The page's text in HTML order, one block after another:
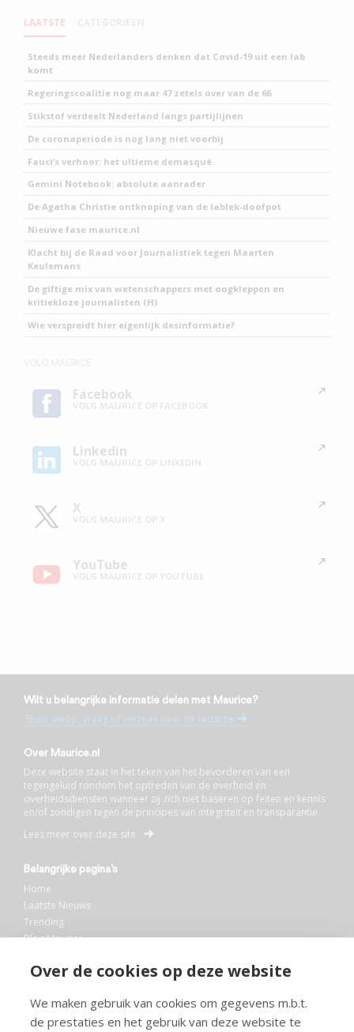
Over de cookies op deze website
We maken gebruik van cookies om gegevens m.b.t.
de prestaties en het gebruik van deze website te
LAATSTE
Steeds meer Nederlanders denken dat Covid-19 uit een lab
komt
Regeringscoalitie nog maar 47 zetels over van de 66
Stikstof verdeelt Nederland langs partijlijnen
De coronaperiode is nog lang niet voorbij
Fauci’s verhoor: het ultieme demasqué
Gemini Notebook: absolute aanrader
De Agatha Christie ontknoping van de lablek-doofpot
Nieuwe fase maurice.nl
Klacht bij de Raad voor Journalistiek tegen Maarten
Keulemans
De giftige mix van wetenschappers met oogkleppen en
kritiekloze journalisten (H)
Wie verspreidt hier eigenlijk desinformatie?
Facebook
Linkedin
X
YouTube
Wilt u belangrijke informatie delen met Maurice?
Stuur uw tip, vraag of verzoek naar de redactie
Over Maurice.nl
Deze website staat in het teken van het bevorderen van een
tegengeluid rondom het optreden van de overheid en
overheidsdiensten wanneer zij zich niet baseren op feiten en kennis
en/of zondigen tegen de principes van integriteit en transparantie.
Lees meer over deze site
Belangrijke pagina’s
Home
Laatste Nieuws
Trending
Blog Maurice
Bibliotheek
Info en service
FAQ